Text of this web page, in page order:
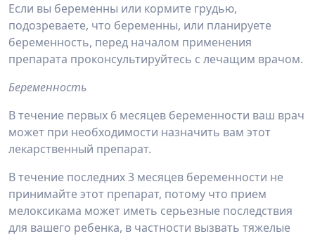
Если вы беременны или кормите грудью,
подозреваете, что беременны, или планируете
беременность, перед началом применения
препарата проконсультируйтесь с лечащим врачом.
Беременность
В течение первых 6 месяцев беременности ваш врач
может при необходимости назначить вам этот
лекарственный препарат.
В течение последних 3 месяцев беременности не
принимайте этот препарат, потому что прием
мелоксикама может иметь серьезные последствия
для вашего ребенка, в частности вызвать тяжелые